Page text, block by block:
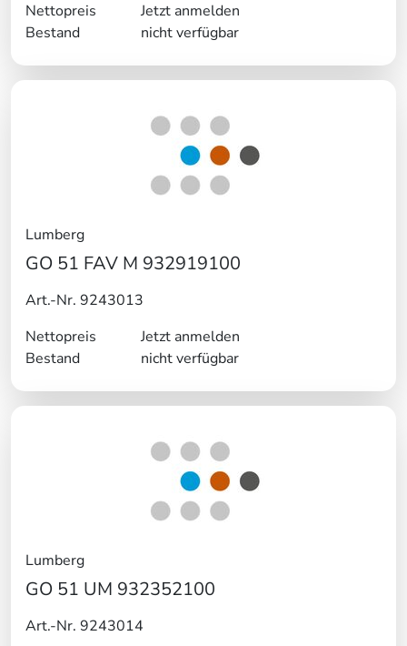
Nettopreis
Jetzt anmelden
Bestand
nicht verfügbar
Lumberg
GO 51 FAV M 932919100
Art.-Nr. 9243013
Nettopreis
Jetzt anmelden
Bestand
nicht verfügbar
Lumberg
GO 51 UM 932352100
Art.-Nr. 9243014